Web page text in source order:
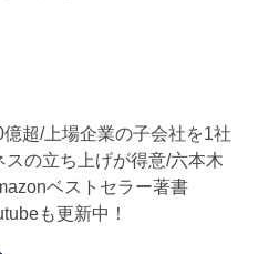
超/上場企業の子会社を1社
の立ち上げが得意/六本木
ベストセラー著書
も更新中！